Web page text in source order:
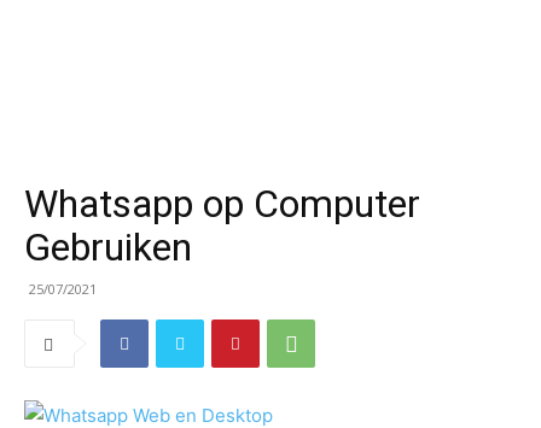
Whatsapp op Computer
Gebruiken
25/07/2021